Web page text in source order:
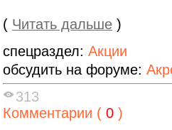
( Читать дальше )
спецраздел: Акции
обсудить на форуме:
313
Комментарии ( 0 )